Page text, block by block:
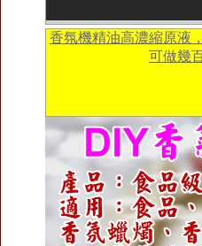
香氛機精油高濃縮原液
可做幾